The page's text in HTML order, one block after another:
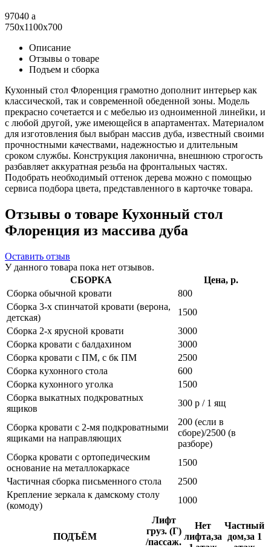
97040 a
750x1100x700
Описание
Отзывы о товаре
Подъем и сборка
Кухонный стол Флоренция грамотно дополнит интерьер как
классической, так и современной обеденной зоны. Модель
прекрасно сочетается и с мебелью из одноименной линейки, и
с любой другой, уже имеющейся в апартаментах. Материалом
для изготовления был выбран массив дуба, известный своими
прочностными качествами, надежностью и длительным
сроком службы. Конструкция лаконична, внешнюю строгость
разбавляет аккуратная резьба на фронтальных частях.
Подобрать необходимый оттенок дерева можно с помощью
сервиса подбора цвета, представленного в карточке товара.
Отзывы о товаре Кухонный стол
Флоренция из массива дуба
Оставить отзыв
У данного товара пока нет отзывов.
СБОРКА
Цена, р.
Сборка обычной кровати
800
Сборка 3-х спинчатой кровати (верона,
детская)
1500
Сборка 2-х ярусной кровати
3000
Сборка кровати с балдахином
3000
Сборка кровати с ПМ, с бк ПМ
2500
Сборка кухонного стола
600
Сборка кухонного уголка
1500
Сборка выкатных подкроватных
ящиков
300 р / 1 ящ
Сборка кровати с 2-мя подкроватными
ящиками на направляющих
200 (если в
сборе)/2500 (в
разборе)
Сборка кровати с ортопедическим
основание на металлокаркасе
1500
Частичная сборка письменного стола
2500
Крепление зеркала к дамскому столу
(комоду)
1000
ПОДЪЁМ
Лифт
груз. (Г)
/пассаж.
Нет
лифта,за
Частный
дом,за 1